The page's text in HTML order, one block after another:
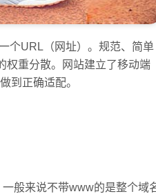
个URL（网址）。规范、简单
权重分散。网站建立了移动端
到正确适配。
般来说不带www的是整个域